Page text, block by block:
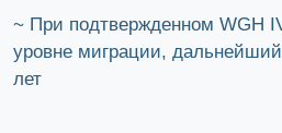
~ При подтвержденном WGH
уровне миграции,
лет